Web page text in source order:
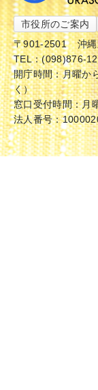
市役所のご案内
〒901-2501
沖
TEL：(098)876-
開庁時間：月曜か
く）
窓口受付時間：月
法人番号：